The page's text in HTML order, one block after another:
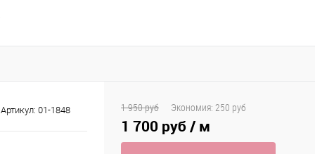
Артикул: 01-1848 1 950 руб Экономия: 250 руб
1 700 руб/ м